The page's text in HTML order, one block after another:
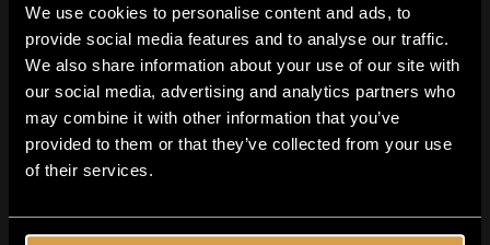
We use cookies to personalise content and ads, to
provide social media features and to analyse our traffic.
We also share information about your use of our site with
our social media, advertising and analytics partners who
may combine it with other information that you’ve
provided to them or that they’ve collected from your use
of their services.Affichage de